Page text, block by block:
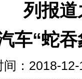
列报道
车“蛇
间：2018-